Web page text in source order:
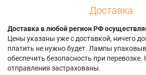
Barco F3 SX+
Barco F3 XGA
Barco F30
Barco F32 sx+
Barco FL32 WUXGA
cineo3+
cineo3+ 1080
Projectiondesign
cineo30 1080
Projectiondesign
cineo30 720
Доставка
Доставка в любой регион РФ
Цены указаны уже с доставкой, ничего
платить не нужно будет. Лампы
обеспечить безопасность при перевозке.
отправления застрахованы.